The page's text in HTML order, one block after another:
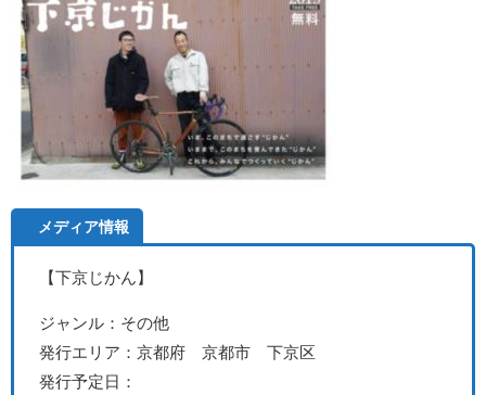
メディア情報
【下京じかん 】
ジャンル：その他
発行エリア：京都府 京都市 下京区
発行予定日：